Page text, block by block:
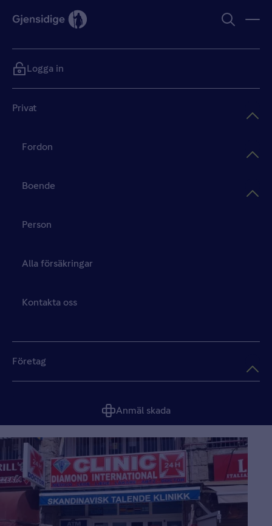
Privat
Fordon
Boende
Person
Alla försäkringar
Kontakta oss
Företag
Anmäl skada
Logga in